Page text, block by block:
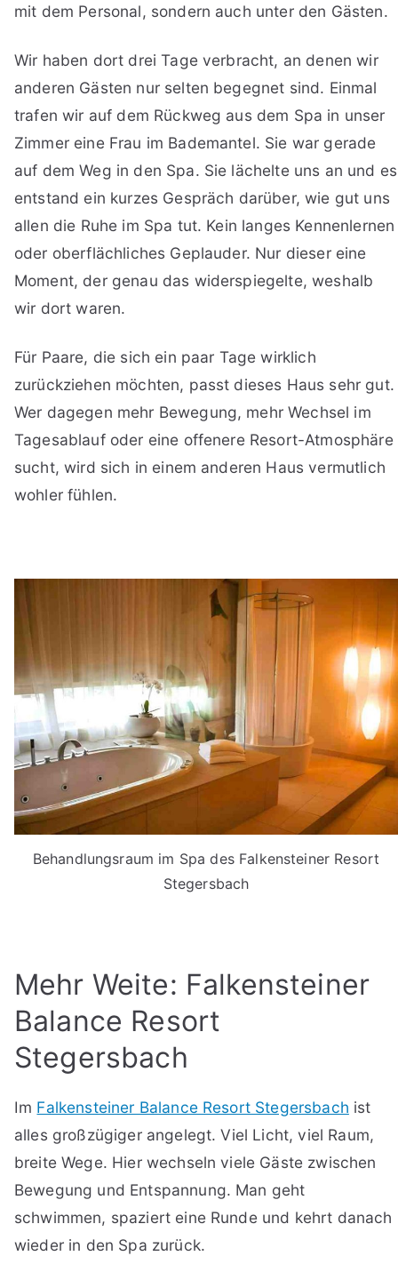
mit dem Personal, sondern auch unter den Gästen.
Wir haben dort drei Tage verbracht, an denen wir
anderen Gästen nur selten begegnet sind. Einmal
trafen wir auf dem Rückweg aus dem Spa in unser
Zimmer eine Frau im Bademantel. Sie war gerade
auf dem Weg in den Spa. Sie lächelte uns an und es
entstand ein kurzes Gespräch darüber, wie gut uns
allen die Ruhe im Spa tut. Kein langes Kennenlernen
oder oberflächliches Geplauder. Nur dieser eine
Moment, der genau das widerspiegelte, weshalb
wir dort waren.
Für Paare, die sich ein paar Tage wirklich
zurückziehen möchten, passt dieses Haus sehr gut.
Wer dagegen mehr Bewegung, mehr Wechsel im
Tagesablauf oder eine offenere Resort-Atmosphäre
sucht, wird sich in einem anderen Haus vermutlich
wohler fühlen.
Behandlungsraum im Spa des Falkensteiner Resort
Stegersbach
Mehr Weite: Falkensteiner
Balance Resort
Stegersbach
Im Falkensteiner Balance Resort Stegersbach ist
alles großzügiger angelegt. Viel Licht, viel Raum,
breite Wege. Hier wechseln viele Gäste zwischen
Bewegung und Entspannung. Man geht
schwimmen, spaziert eine Runde und kehrt danach
wieder in den Spa zurück.